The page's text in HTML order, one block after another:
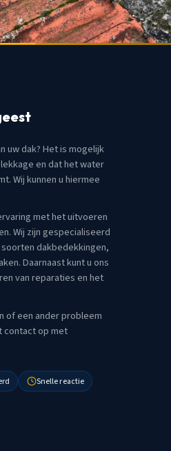
uw dak? Het is mogelijk
en dat het water
Wij kunnen u hiermee
met het uitvoeren
Wij zijn gespecialiseerd
dakbedekkingen,
Daarnaast kunt u ons
van reparaties en het
of een ander probleem
contact op met
Snelle reactie